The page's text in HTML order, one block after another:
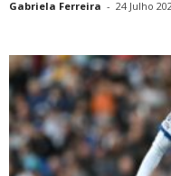
Gabriela Ferreira - 24 Julho